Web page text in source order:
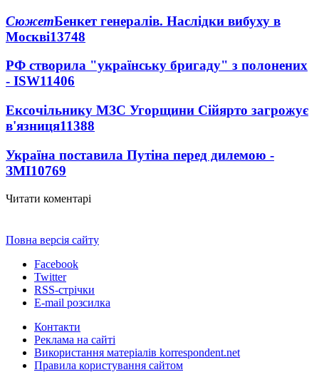
СюжетБенкет генералів. Наслідки вибуху в
Москві13748
РФ створила "українську бригаду" з полонених
- ISW11406
Ексочільнику МЗС Угорщини Сійярто загрожує
в'язниця11388
Україна поставила Путіна перед дилемою -
ЗМІ10769
Читати коментарі
Повна версія сайту
Facebook
Twitter
RSS-стрічки
E-mail розсилка
Контакти
Реклама на сайті
Використання матеріалів korrespondent.net
Правила користування сайтом